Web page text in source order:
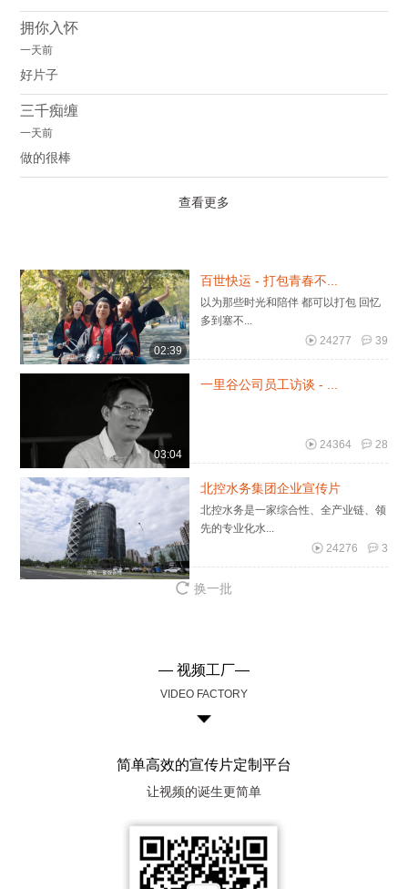
拥你入怀
一天前
好片子
三千痴缠
一天前
做的很棒
查看更多
02:39
百世快运 - 打包青春不...
以为那些时光和陪伴 都可以打包 回忆
多到塞不...
39
24277
03:04
一里谷公司员工访谈 - ...
28
24364
北控水务集团企业宣传片
​北控水务是一家综合性、全产业链、领
先的专业化水...
3
24276
换一批
— 视频工厂—
VIDEO FACTORY
简单高效的宣传片定制平台
让视频的诞生更简单